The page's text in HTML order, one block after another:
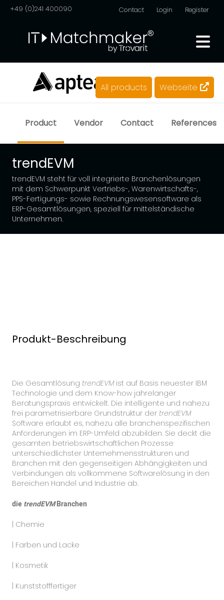
+49 (0)241 400090 Contact Login Register
Product Vendor Contact References
All products Webseite
trendEVM
trendEVM steht für voll integrierte Branchenlösungen
mit dem Schwerpunkt Vertriebs-, Warenwirtschafts-,
PPS-Fertigungs- sowie Rechnungswesensoftware als
ERP-Gesamtlösungen, speziell für mittelständische
Unternehmen.
Produkt-Beschreibung
Die Gesamtlösung trendEVMist auf Basis neuester IBM
Technologie und dem Know-how jahrelanger
Beratungspraxis entwickelt. Die intelligente und nahezu
frei parametrisierbare Grundstruktur der trendEVM
Software erlaubt es, nahezu alle branchenspezifischen
Anforderungen im ERP-Umfeld abzubilden. Sie deckt die
gesamten betriebswirtschaftlichen Prozesse
unterschiedlichster Unternehmensstrukturen und
Branchen mit den gegenseitigen Abhängigkeiten und
Verbindungen als vollkommene Softwarelösung in den
Bereichen Handel und Industrie ab.
die trendEVMBranchen
| Chemie
| Farben und Lacke
| Kosmetik
| Kunststofffertiger